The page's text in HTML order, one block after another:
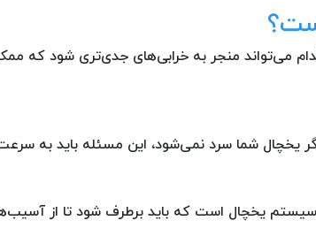
می‌تواند منجر به خرابی‌های جدی‌تری شود که
یخچال شما سرد نمی‌شود، این مسئله باید به
یخچال است که باید برطرف شود تا از